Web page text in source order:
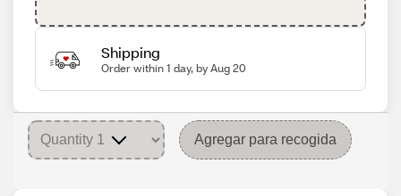
Shipping
Order within 1 day, by Aug 20
Agregar para recogida